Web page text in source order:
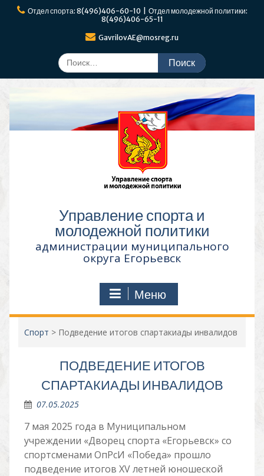
ПерейтиОтдел спорта: 8(496)406-60-10 | Отдел молодежной политики:
8(496)406-65-11
GavrilovAE@mosreg.ru
Поиск
по:
Управление спорта и
молодежной политики
администрации муниципального
округа Егорьевск
Меню
Спорт > Подведение итогов спартакиады инвалидов
ПОДВЕДЕНИЕ ИТОГОВ
СПАРТАКИАДЫ ИНВАЛИДОВ
07.05.2025
7 мая 2025 года в Муниципальном
учреждении «Дворец спорта «Егорьевск» со
спортсменами ОпРсИ «Победа» прошло
подведение итогов XV летней юношеской